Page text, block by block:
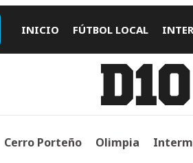
INICIO FÚTBOL LOCAL
Cerro Porteño Olimpia